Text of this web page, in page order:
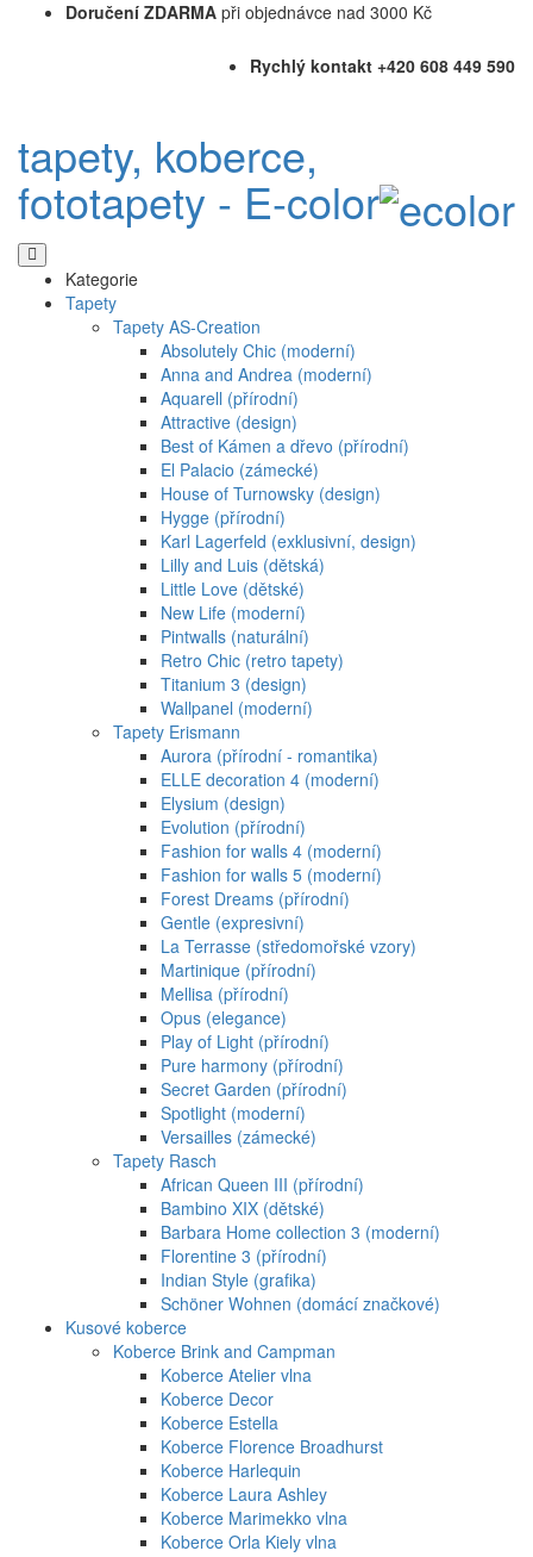
Doručení ZDARMA při objednávce nad 3000 Kč
Rychlý kontakt +420 608 449 590
tapety, koberce,
fototapety - E-color
Kategorie
Tapety
Tapety AS-Creation
Absolutely Chic (moderní)
Anna and Andrea (moderní)
Aquarell (přírodní)
Attractive (design)
Best of Kámen a dřevo (přírodní)
El Palacio (zámecké)
House of Turnowsky (design)
Hygge (přírodní)
Karl Lagerfeld (exklusivní, design)
Lilly and Luis (dětská)
Little Love (dětské)
New Life (moderní)
Pintwalls (naturální)
Retro Chic (retro tapety)
Titanium 3 (design)
Wallpanel (moderní)
Tapety Erismann
Aurora (přírodní - romantika)
ELLE decoration 4 (moderní)
Elysium (design)
Evolution (přírodní)
Fashion for walls 4 (moderní)
Fashion for walls 5 (moderní)
Forest Dreams (přírodní)
Gentle (expresivní)
La Terrasse (středomořské vzory)
Martinique (přírodní)
Mellisa (přírodní)
Opus (elegance)
Play of Light (přírodní)
Pure harmony (přírodní)
Secret Garden (přírodní)
Spotlight (moderní)
Versailles (zámecké)
Tapety Rasch
African Queen III (přírodní)
Bambino XIX (dětské)
Barbara Home collection 3 (moderní)
Florentine 3 (přírodní)
Indian Style (grafika)
Schöner Wohnen (domácí značkové)
Kusové koberce
Koberce Brink and Campman
Koberce Atelier vlna
Koberce Decor
Koberce Estella
Koberce Florence Broadhurst
Koberce Harlequin
Koberce Laura Ashley
Koberce Marimekko vlna
Koberce Orla Kiely vlna